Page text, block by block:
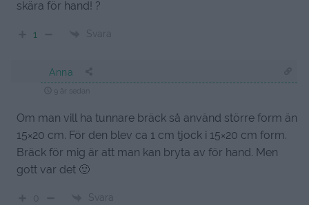
skära för hand! ?
1 Svara
Anna
Om man vill ha tunnare bräck så använd större form än
15×20 cm. För den blev ca 1 cm tjock i 15×20 cm form.
Bräck för mig är att man kan bryta av för hand. Men
gott var det 🙂
Svara